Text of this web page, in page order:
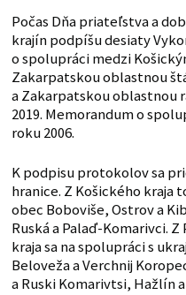
Počas Dňa priateľstva a
krajín podpíšu desiaty
o spolupráci medzi
Zakarpatskou oblastnou
a Zakarpatskou oblastnou
2019. Memorandum o
roku 2006.
K podpisu protokolov sa
hranice. Z Košického kraja
obec Boboviše, Ostrov a
Ruská a Palaď-Komarivci.
kraja sa na spolupráci s
Beloveža a Verchnij
a Ruski Komarivtsi, Hažlín